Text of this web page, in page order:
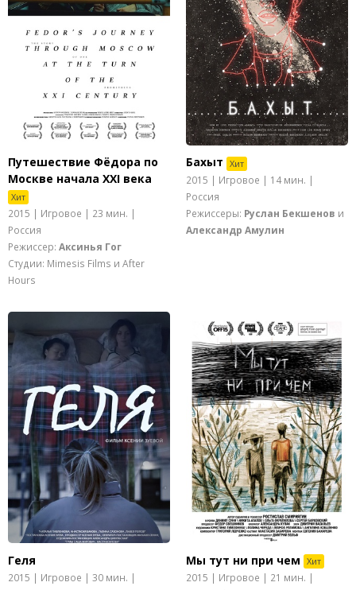
Путешествие Фёдора по
Москве начала XXI века
Хит
2015 | Игровое | 23 мин. |
Россия
Режиссер: Аксинья Гог
Студии: Mimesis Films и After
Hours
Бахыт Хит
2015 | Игровое | 14 мин. |
Россия
Режиссеры: Руслан Бекшенов и
Александр Амулин
Геля
2015 | Игровое | 30 мин. |
Мы тут ни при чем Хит
2015 | Игровое | 21 мин. |